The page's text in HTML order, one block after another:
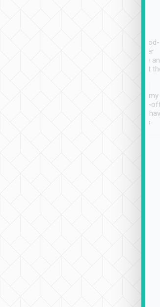
service, vehicles in good-
condition and the driver
service was awesome
thoughtful. Driver went
have safely arrived at my
destination after drop-
Definitely something I
not seen elsewhere 👍